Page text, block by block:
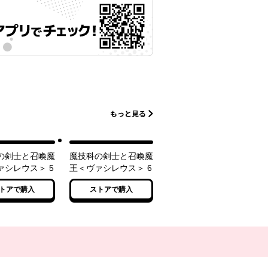
もっと見る
剣士と召喚魔
シレウス＞ 5
アで購入
魔技科の剣士と召喚魔
王＜ヴァシレウス＞ 6
ストアで購入